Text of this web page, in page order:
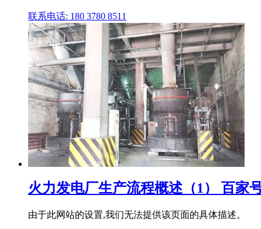
联系电话: 180 3780 8511
火力发电厂生产流程概述（1） 百家
由于此网站的设置,我们无法提供该页面的具体描述。